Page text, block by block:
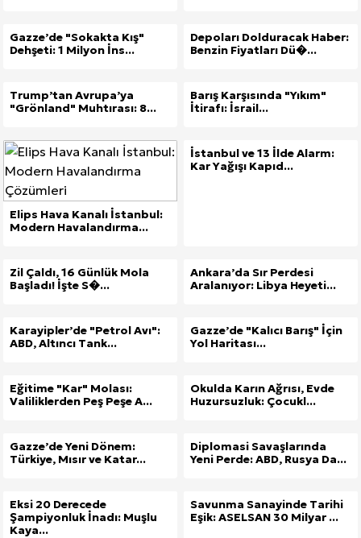
Gazze’de "Sokakta Kış"
Dehşeti: 1 Milyon İns...
Depoları Dolduracak Haber:
Benzin Fiyatları Dü�...
Trump’tan Avrupa’ya
"Grönland" Muhtırası: 8...
Barış Karşısında "Yıkım"
İtirafı: İsrail...
Elips Hava Kanalı İstanbul:
Modern Havalandırma...
İstanbul ve 13 İlde Alarm:
Kar Yağışı Kapıd...
Zil Çaldı, 16 Günlük Mola
Başladı! İşte S�...
Ankara’da Sır Perdesi
Aralanıyor: Libya Heyeti...
Karayipler’de "Petrol Avı":
ABD, Altıncı Tank...
Gazze’de "Kalıcı Barış" İçin
Yol Haritası...
Eğitime "Kar" Molası:
Valiliklerden Peş Peşe A...
Okulda Karın Ağrısı, Evde
Huzursuzluk: Çocukl...
Gazze’de Yeni Dönem:
Türkiye, Mısır ve Katar...
Diplomasi Savaşlarında
Yeni Perde: ABD, Rusya Da...
Eksi 20 Derecede
Şampiyonluk İnadı: Muşlu
Kaya...
Savunma Sanayinde Tarihi
Eşik: ASELSAN 30 Milyar ...